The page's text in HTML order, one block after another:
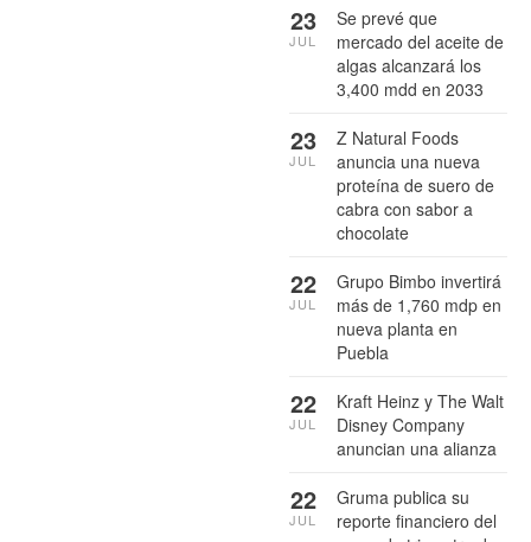
Se prevé que
mercado del aceite de
algas alcanzará los
3,400 mdd en 2033
23
JUL
Z Natural Foods
anuncia una nueva
proteína de suero de
cabra con sabor a
chocolate
23
JUL
Grupo Bimbo invertirá
más de 1,760 mdp en
nueva planta en
Puebla
22
JUL
Kraft Heinz y The Walt
Disney Company
anuncian una alianza
22
JUL
Gruma publica su
reporte financiero del
22
JUL